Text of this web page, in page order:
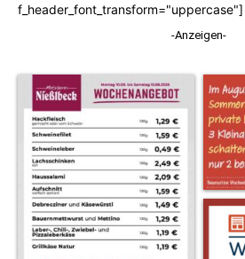
f_header_font_transform="uppercase"]
-Anzeigen-